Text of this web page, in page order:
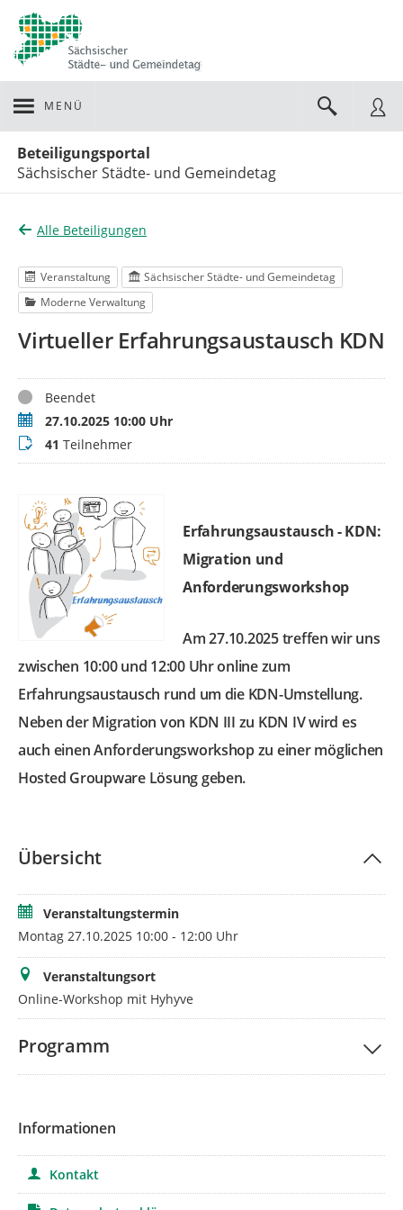
MENÜ
Beteiligungsportal
Sächsischer Städte- und Gemeindetag
Alle Beteiligungen
Veranstaltung
Sächsischer Städte- und Gemeindetag
Moderne Verwaltung
Virtueller Erfahrungsaustausch KDN
StatusBeendet
Termin27.10.2025 10:00 Uhr
Teilnehmer
41 Teilnehmer
Erfahrungsaustausch - KDN:
Migration und
Anforderungsworkshop
Am 27.10.2025 treffen wir uns
zwischen 10:00 und 12:00 Uhr online zum
Erfahrungsaustausch rund um die KDN-Umstellung.
Neben der Migration von KDN III zu KDN IV wird es
auch einen Anforderungsworkshop zu einer möglichen
Hosted Groupware Lösung geben.
Übersicht
Veranstaltungstermin
Montag 27.10.2025 10:00 - 12:00 Uhr
Veranstaltungsort
Online-Workshop mit Hyhyve
Programm
Informationen
Kontakt